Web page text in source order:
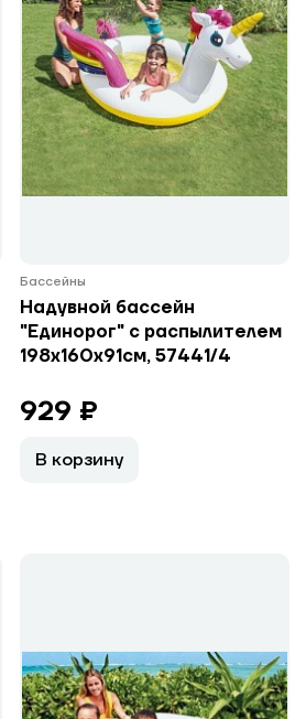
Бассейны
Надувной бассейн
"Единорог" с распылителем
198х160х91см, 57441/4
929 ₽
В корзину